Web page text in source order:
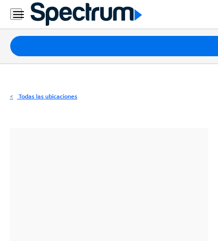
Residencial
Business
Paquetes
Internet
Todas las ubicaciones